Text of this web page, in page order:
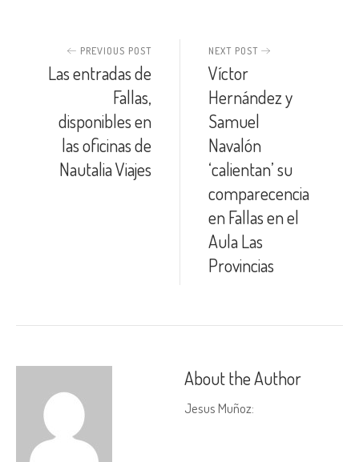
PREVIOUS POST
Las entradas de
Fallas,
disponibles en
las oficinas de
Nautalia Viajes
NEXT POST
Víctor
Hernández y
Samuel
Navalón
‘calientan’ su
comparecencia
en Fallas en el
Aula Las
Provincias
About the Author
Jesus Muñoz: